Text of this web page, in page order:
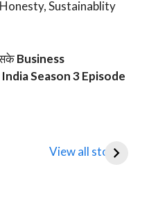
Honesty, Sustainablity
Business
Season 3 Episode
View all stories
Shares Fall Below